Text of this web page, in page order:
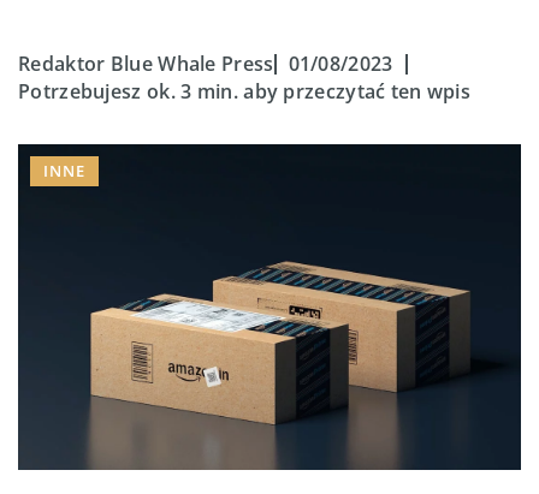
Redaktor Blue Whale Press
01/08/2023
Potrzebujesz ok. 3 min. aby przeczytać ten wpis
INNE